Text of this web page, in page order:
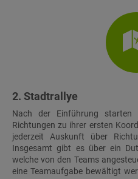
2. Stadtrallye
Nach der Einführung starten
Richtungen zu ihrer ersten
jederzeit Auskunft über
Insgesamt gibt es über ein
welche von den Teams
eine Teamaufgabe bewältigt